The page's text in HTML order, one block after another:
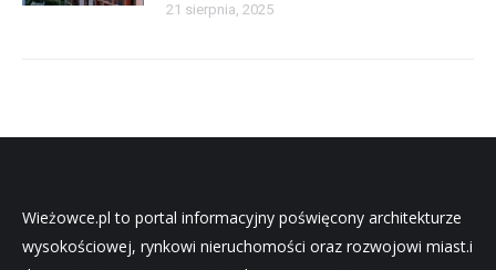
21 sierpnia, 2025
Wieżowce.pl to portal informacyjny poświęcony architekturze
wysokościowej, rynkowi nieruchomości oraz rozwojowi miast.i